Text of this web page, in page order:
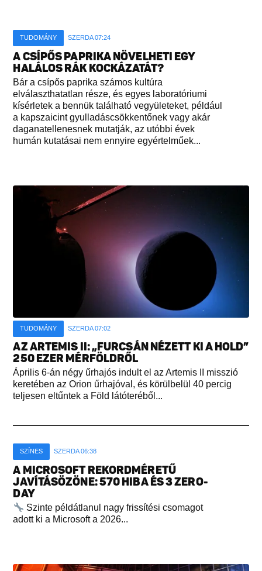
TUDOMÁNY SZERDA 07:24
A CSÍPŐS PAPRIKA NÖVELHETI EGY
HALÁLOS RÁK KOCKÁZATÁT?
Bár a csípős paprika számos kultúra
elválaszthatatlan része, és egyes laboratóriumi
kísérletek a bennük található vegyületeket, például
a kapszaicint gyulladáscsökkentőnek vagy akár
daganatellenesnek mutatják, az utóbbi évek
humán kutatásai nem ennyire egyértelműek...
TUDOMÁNY SZERDA 07:02
AZ ARTEMIS II: „FURCSÁN NÉZETT KI A HOLD”
250 EZER MÉRFÖLDRŐL
Április 6-án négy űrhajós indult el az Artemis II misszió
keretében az Orion űrhajóval, és körülbelül 40 percig
teljesen eltűntek a Föld látóteréből...
SZÍNES SZERDA 06:38
A MICROSOFT REKORDMÉRETŰ
JAVÍTÁSÖZÖNE: 570 HIBA ÉS 3 ZERO-
DAY
Szinte példátlanul nagy frissítési csomagot
adott ki a Microsoft a 2026...